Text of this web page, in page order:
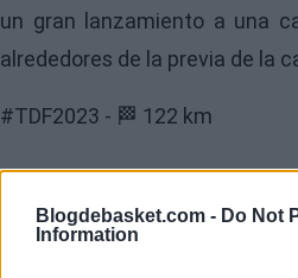
Blogdebasket.com - Do Not
Information
un gran lanzamiento a una
alrededores de la previa de la
#TDF2023 - 🏁 122 km
do?!?!#DomestiqueLive